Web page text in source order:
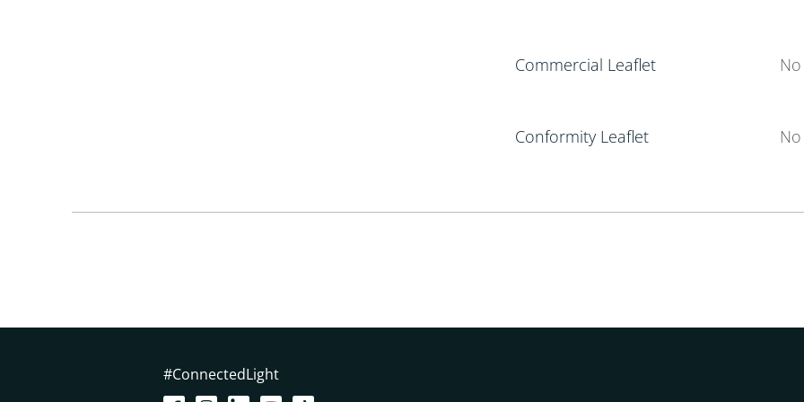
Commercial Leaflet
Conformity Leaflet
#ConnectedLight